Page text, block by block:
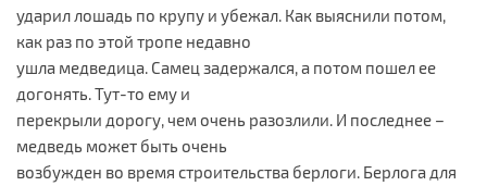
ударил лошадь по крупу и убежал. Как выяснили потом,
как раз по этой тропе недавно
ушла медведица. Самец задержался, а потом пошел ее
догонять. Тут-то ему и
перекрыли дорогу, чем очень разозлили. И последнее –
медведь может быть очень
возбужден во время строительства берлоги. Берлога для